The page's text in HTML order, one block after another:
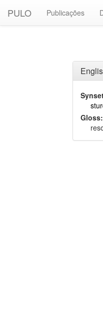
PULO Publicações
Gloss: